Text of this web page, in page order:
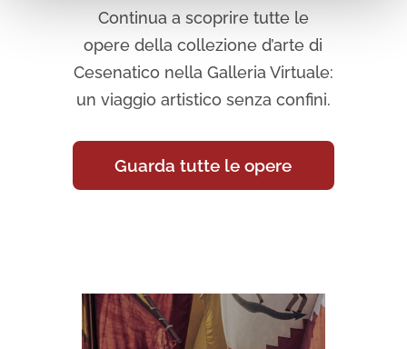
Continua a scoprire tutte le
opere della collezione d’arte di
Cesenatico nella Galleria Virtuale:
un viaggio artistico senza confini.
Guarda tutte le opere